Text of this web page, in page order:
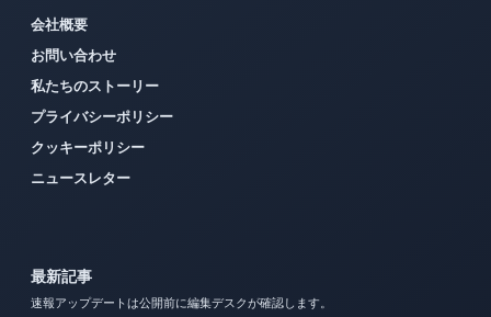
会社概要
お問い合わせ
私たちのストーリー
プライバシーポリシー
クッキーポリシー
ニュースレター
最新記事
速報アップデートは公開前に編集デスクが確認します。